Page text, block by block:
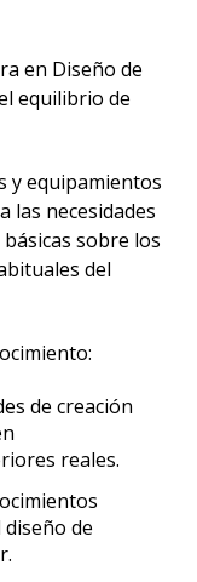
en Diseño de
equilibrio de
y equipamientos
las necesidades
sobre los
del
de creación
reales.
de